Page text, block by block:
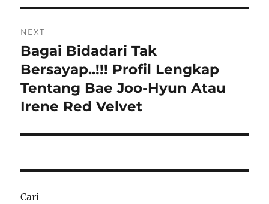
NEXT
Next
post:
Bagai Bidadari Tak
Bersayap..!!! Profil Lengkap
Tentang Bae Joo-Hyun Atau
Irene Red Velvet
Cari